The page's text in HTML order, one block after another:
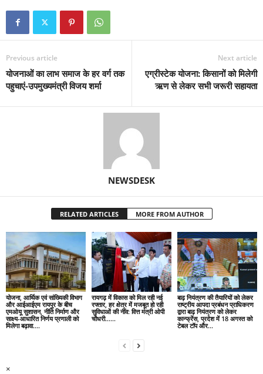
Previous article
योजनाओं का लाभ समाज के हर वर्ग तक
पहुचाएं-उपमुख्यमंत्री विजय शर्मा
Next article
एग्रीस्टेक योजना: किसानों को मिलेगी
ऋण से लेकर सभी जरूरी सहायता
NEWSDESK
RELATED ARTICLES MORE FROM AUTHOR
योजना, आर्थिक एवं सांख्यिकी विभाग
और आईआईएम रायपुर के बीच
एमओयू सुशासन, नीति निर्माण और
साक्ष्य-आधारित निर्णय प्रणाली को
मिलेगा बढ़ावा….
रायगढ़ में विकास को मिल रही नई
रफ्तार, हर क्षेत्र में मजबूत हो रही
सुविधाओं की नींव: वित्त मंत्री ओपी
चौधरी……
बाढ़ नियंत्रण की तैयारियों को लेकर
राष्ट्रीय आपदा प्रबंधन प्राधिकरण
द्वारा बाढ़ नियंत्रण को लेकर
कान्फ्रेंस, प्रदेश में 18 अगस्त को
टेबल टॉप और...
×